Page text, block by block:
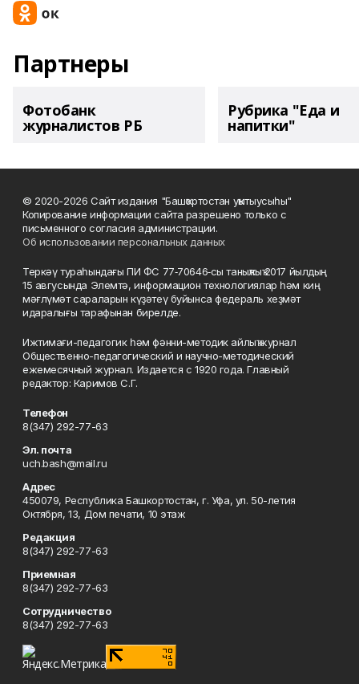
Партнеры
Фотобанк
журналистов РБ
Рубрика "Еда и
напитки"
© 2020-2026 Сайт издания "Башҡортостан уҡытыусыһы"
Копирование информации сайта разрешено только с
письменного согласия администрации.
Об использовании персональных данных
Теркәү тураһындағы ПИ ФС 77‑70646‑сы таныҡлыҡ 2017 йылдың
15 авгусында Элемтә, информацион технологиялар һәм киң
мәғлүмәт сараларын күҙәтеү буйынса федераль хеҙмәт
идаралығы тарафынан бирелде.
Ижтимағи-педагогик һәм фәнни-методик айлыҡ журнал
Общественно-педагогический и научно-методический
ежемесячный журнал. Издается с 1920 года. Главный
редактор: Каримов С.Г.
Телефон
8(347) 292-77-63
Эл. почта
uch.bash@mail.ru
Адрес
450079, Республика Башкортостан, г. Уфа, ул. 50-летия
Октября, 13, Дом печати, 10 этаж
Редакция
8(347) 292-77-63
Приемная
8(347) 292-77-63
Сотрудничество
8(347) 292-77-63